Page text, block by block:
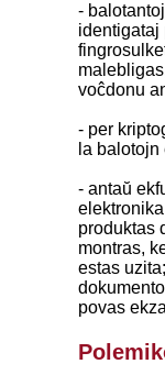
-
identigataj
voĉdonu
- per
la
- antaŭ
produktas
montras,
estas
povas